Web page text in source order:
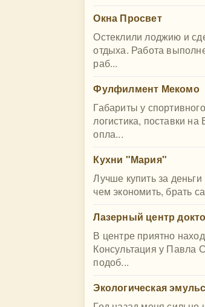
Окна Просвет
Остеклили лоджию и
отдыха. Работа
раб...
Фулфилмент Мекомо
Габариты у
логистика, поставки
опла...
Кухни "Мария"
Лучше купить за
чем экономить, брать
Лазерный центр
В центре приятно
Консультация у Павла
подоб...
Экологическая